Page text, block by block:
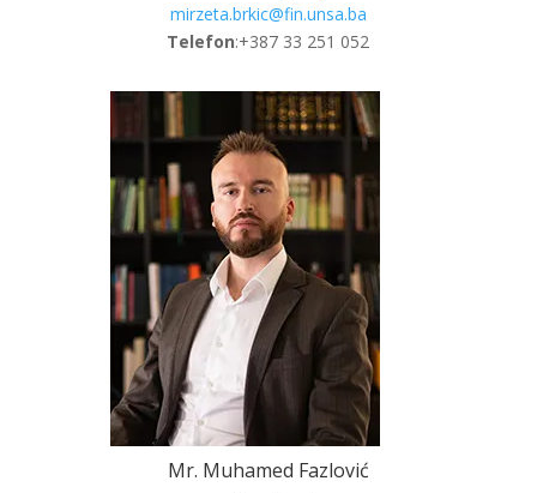
mirzeta.brkic@fin.unsa.ba
Telefon:+387 33 251 052
Mr. Muhamed Fazlović